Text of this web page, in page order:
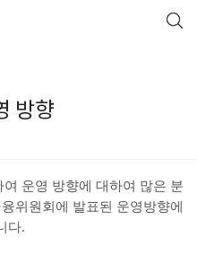
방향
운영 방향에 대하여 많은 분
위원회에 발표된 운영방향에
다.